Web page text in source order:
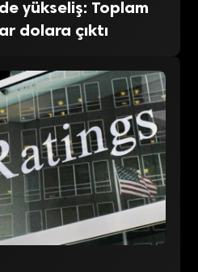
yükseliş: Toplam
dolara çıktı